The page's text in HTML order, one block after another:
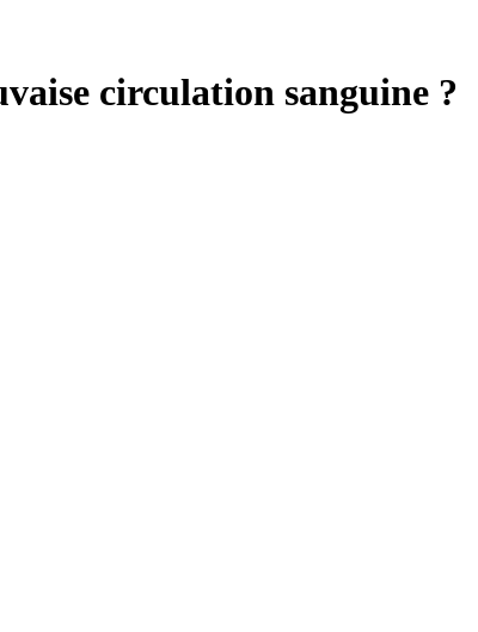
circulation sanguine ?